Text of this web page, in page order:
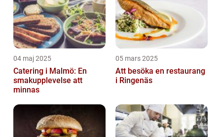
04 maj 2025
Catering i Malmö: En
smakupplevelse att
minnas
05 mars 2025
Att besöka en restaurang
i Ringenäs